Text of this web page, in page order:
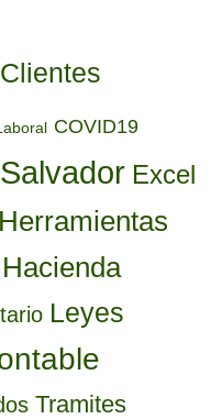
Clientes
COVID19
Excel
Herramientas
Leyes
Tramites